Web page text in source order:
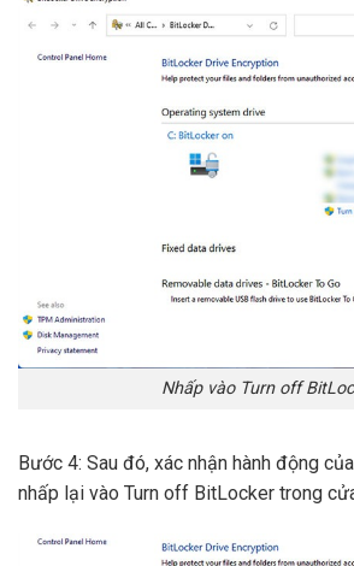
Nhấp vào Turn off
Bước 4: Sau đó, xác nhận hành động
nhấp lại vào Turn off BitLocker trong